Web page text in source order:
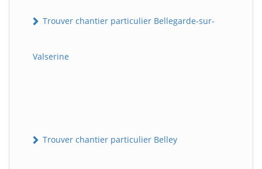
Trouver chantier particulier Bellegarde-sur-
Valserine
Trouver chantier particulier Belley